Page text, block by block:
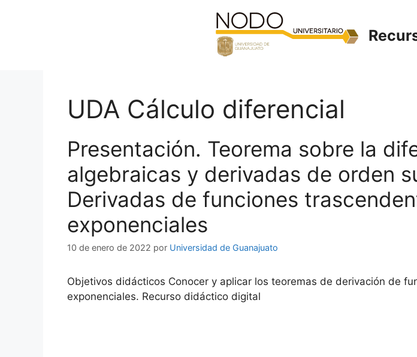
UDA Cálculo diferencial
Presentación. Teorema sobre la
algebraicas y derivadas de orden
Derivadas de funciones
exponenciales
10 de enero de 2022 por Universidad de Guanajuato
Objetivos didácticos Conocer y aplicar los teoremas de derivación de
exponenciales. Recurso didáctico digital